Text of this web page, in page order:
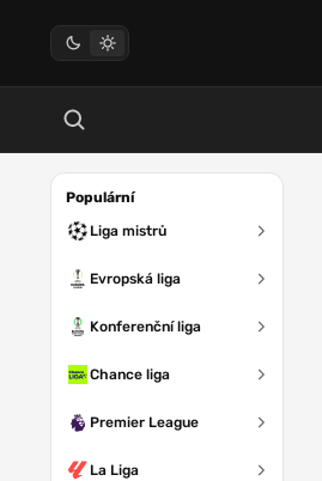
Populární
Liga mistrů
Evropská liga
Konferenční liga
Chance liga
Premier League
La Liga